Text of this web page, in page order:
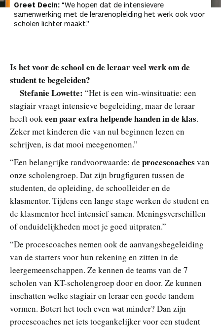
Greet Decin: “We hopen dat de intensievere
samenwerking met de lerarenopleiding het werk ook voor
scholen lichter maakt.”
Is het voor de school en de leraar veel werk om de
student te begeleiden?
Stefanie Lowette: “Het is een win-winsituatie: een
stagiair vraagt intensieve begeleiding, maar de leraar
heeft ookeen paar extra helpende handen in de klas.
Zeker met kinderen die van nul beginnen lezen en
schrijven, is dat mooi meegenomen.”
“Een belangrijke randvoorwaarde: de procescoaches van
onze scholengroep. Dat zijn brugfiguren tussen de
studenten, de opleiding, de schoolleider en de
klasmentor. Tijdens een lange stage werken de student en
de klasmentor heel intensief samen. Meningsverschillen
of onduidelijkheden moet je goed uitpraten.”
“De procescoaches nemen ook de aanvangsbegeleiding
van de starters voor hun rekening en zitten in de
leergemeenschappen. Ze kennen de teams van de 7
scholen van KT-scholengroep door en door. Ze kunnen
inschatten welke stagiair en leraar een goede tandem
vormen. Botert het toch even wat minder? Dan zijn
procescoaches net iets toegankelijker voor een student